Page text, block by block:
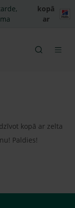
kopā
ar
kopā ar zelta
Paldies!